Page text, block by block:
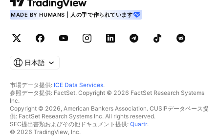
MADE BY HUMANS | 人の手で作られています
日本語
市場データ提供: ICE Data Services.
参照データ提供: FactSet. Copyright © 2026 FactSet Research Systems
Inc.
Copyright © 2026, American Bankers Association. CUSIPデータベース提
供: FactSet Research Systems Inc. All rights reserved.
SEC提出書類およびその他ドキュメント提供: Quartr.
© 2026 TradingView, Inc.